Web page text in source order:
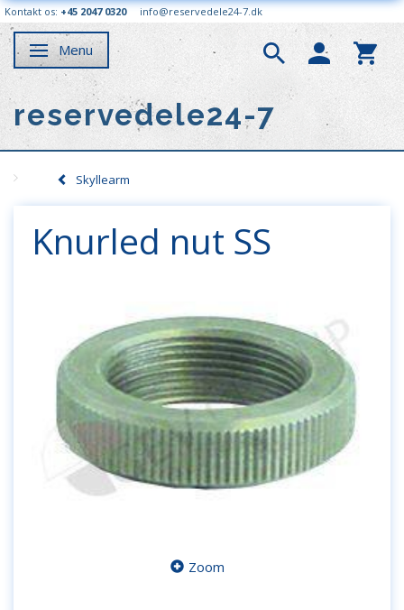
Kontakt os: +45 2047 0320 info@reservedele24-7.dk
Skifte navigation
Menu
reservedele24-7
Skyllearm
Knurled nut SS
Zoom